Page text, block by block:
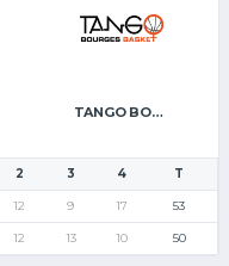
TANGO BOURGES BASKET
2 3 4 T
12 9 17 53
12 13 10 50